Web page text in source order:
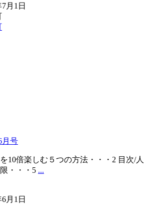
月1日
月号
10倍楽しむ５つの方法・・・2 目次/人
・・・5 ...
月1日